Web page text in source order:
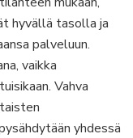
hyvällä tasolla ja
palveluun.
vaikka
Vahva
yhdessä